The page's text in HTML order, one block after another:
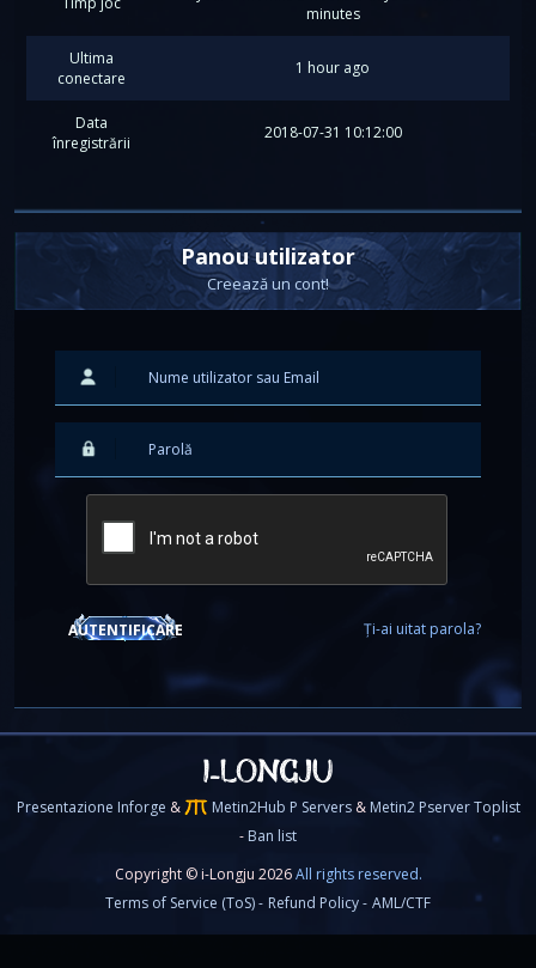
Panou utilizator
Creează un cont!
AUTENTIFICARE Ți-ai uitat parola?
minutes
Ultima
conectare
1 hour ago
Data
înregistrării
2018-07-31 10:12:00
Copyright © i-Longju 2026All rights reserved.
Terms of Service (ToS) - Refund Policy - AML/CTF
Presentazione Inforge & Metin2Hub P Servers & Metin2 Pserver Toplist
- Ban list